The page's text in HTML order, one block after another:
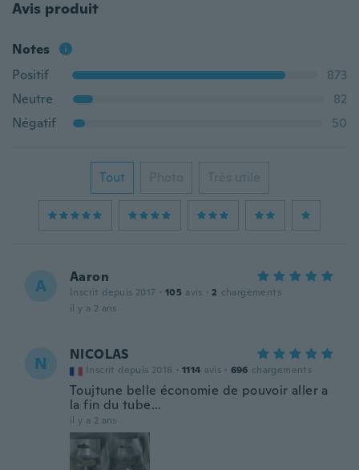
Avis produit
Notes
Positif
873
Neutre
82
Négatif
50
Tout Photo Très utile
A Aaron
Inscrit depuis 2017 · 105 avis · 2 chargements
il y a 2 ans
N NICOLAS
Inscrit depuis 2016 · 1114 avis · 696 chargements
Toujtune belle économie de pouvoir aller a
la fin du tube...
il y a 2 ans